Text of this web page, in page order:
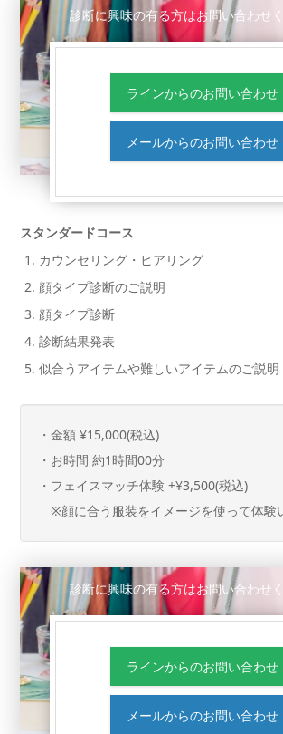
診断に興味の有る方はお問い合わせ
ラインからのお問い合わせ
メールからのお問い合わせ
スタンダードコース
カウンセリング・ヒアリング
顔タイプ診断のご説明
顔タイプ診断
診断結果発表
似合うアイテムや難しいアイテムのご説明
・金額 ¥15,000(税込)
・お時間 約1時間00分
・フェイスマッチ体験 +¥3,500(税込)
※顔に合う服装をイメージを使って体験
診断に興味の有る方はお問い合わせ
ラインからのお問い合わせ
メールからのお問い合わせ